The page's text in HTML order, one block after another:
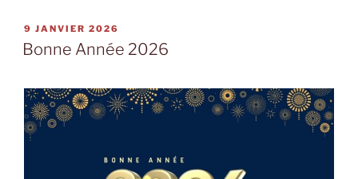
PUBLIÉ
LE
9 JANVIER 2026
Bonne Année 2026